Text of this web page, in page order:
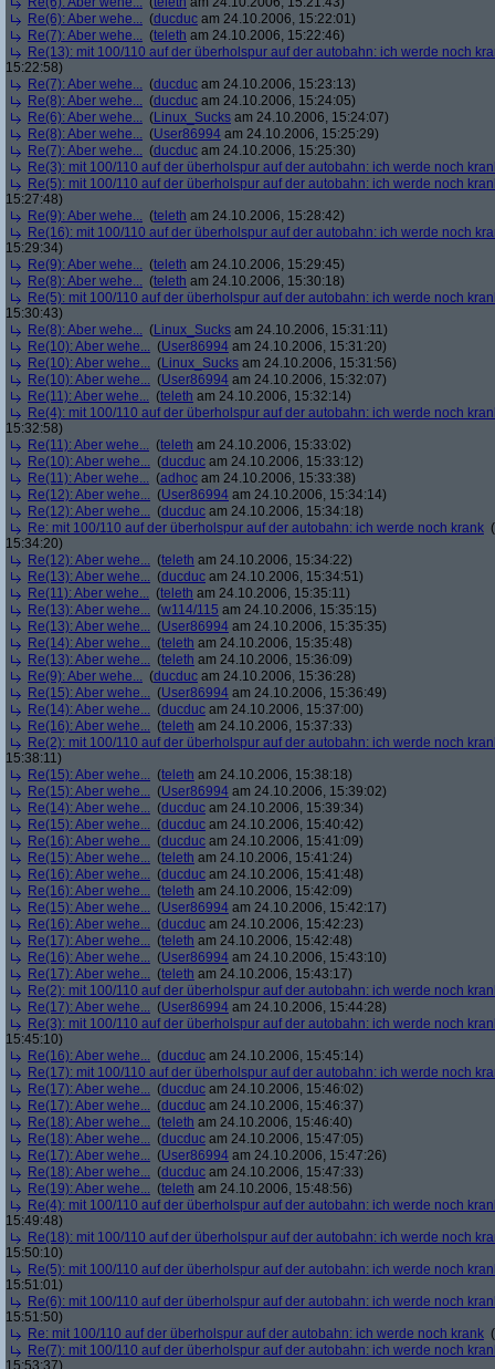
Re(6): Aber wehe... (ducduc am 24.10.2006, 15:22:01)
Re(7): Aber wehe... (teleth am 24.10.2006, 15:22:46)
Re(13): mit 100/110 auf der überholspur auf der autobahn: ich werde noch
15:22:58)
Re(7): Aber wehe... (ducduc am 24.10.2006, 15:23:13)
Re(8): Aber wehe... (ducduc am 24.10.2006, 15:24:05)
Re(6): Aber wehe... (Linux_Sucks am 24.10.2006, 15:24:07)
Re(8): Aber wehe... (User86994 am 24.10.2006, 15:25:29)
Re(7): Aber wehe... (ducduc am 24.10.2006, 15:25:30)
Re(3): mit 100/110 auf der überholspur auf der autobahn: ich werde noch
Re(5): mit 100/110 auf der überholspur auf der autobahn: ich werde noch
15:27:48)
Re(9): Aber wehe... (teleth am 24.10.2006, 15:28:42)
Re(16): mit 100/110 auf der überholspur auf der autobahn: ich werde noch
15:29:34)
Re(9): Aber wehe... (teleth am 24.10.2006, 15:29:45)
Re(8): Aber wehe... (teleth am 24.10.2006, 15:30:18)
Re(5): mit 100/110 auf der überholspur auf der autobahn: ich werde noch
15:30:43)
Re(8): Aber wehe... (Linux_Sucks am 24.10.2006, 15:31:11)
Re(10): Aber wehe... (User86994 am 24.10.2006, 15:31:20)
Re(10): Aber wehe... (Linux_Sucks am 24.10.2006, 15:31:56)
Re(10): Aber wehe... (User86994 am 24.10.2006, 15:32:07)
Re(11): Aber wehe... (teleth am 24.10.2006, 15:32:14)
Re(4): mit 100/110 auf der überholspur auf der autobahn: ich werde noch
15:32:58)
Re(11): Aber wehe... (teleth am 24.10.2006, 15:33:02)
Re(10): Aber wehe... (ducduc am 24.10.2006, 15:33:12)
Re(11): Aber wehe... (adhoc am 24.10.2006, 15:33:38)
Re(12): Aber wehe... (User86994 am 24.10.2006, 15:34:14)
Re(12): Aber wehe... (ducduc am 24.10.2006, 15:34:18)
Re: mit 100/110 auf der überholspur auf der autobahn: ich werde noch krank (
15:34:20)
Re(12): Aber wehe... (teleth am 24.10.2006, 15:34:22)
Re(13): Aber wehe... (ducduc am 24.10.2006, 15:34:51)
Re(11): Aber wehe... (teleth am 24.10.2006, 15:35:11)
Re(13): Aber wehe... (w114/115 am 24.10.2006, 15:35:15)
Re(13): Aber wehe... (User86994 am 24.10.2006, 15:35:35)
Re(14): Aber wehe... (teleth am 24.10.2006, 15:35:48)
Re(13): Aber wehe... (teleth am 24.10.2006, 15:36:09)
Re(9): Aber wehe... (ducduc am 24.10.2006, 15:36:28)
Re(15): Aber wehe... (User86994 am 24.10.2006, 15:36:49)
Re(14): Aber wehe... (ducduc am 24.10.2006, 15:37:00)
Re(16): Aber wehe... (teleth am 24.10.2006, 15:37:33)
Re(2): mit 100/110 auf der überholspur auf der autobahn: ich werde noch
15:38:11)
Re(15): Aber wehe... (teleth am 24.10.2006, 15:38:18)
Re(15): Aber wehe... (User86994 am 24.10.2006, 15:39:02)
Re(14): Aber wehe... (ducduc am 24.10.2006, 15:39:34)
Re(15): Aber wehe... (ducduc am 24.10.2006, 15:40:42)
Re(16): Aber wehe... (ducduc am 24.10.2006, 15:41:09)
Re(15): Aber wehe... (teleth am 24.10.2006, 15:41:24)
Re(16): Aber wehe... (ducduc am 24.10.2006, 15:41:48)
Re(16): Aber wehe... (teleth am 24.10.2006, 15:42:09)
Re(15): Aber wehe... (User86994 am 24.10.2006, 15:42:17)
Re(16): Aber wehe... (ducduc am 24.10.2006, 15:42:23)
Re(17): Aber wehe... (teleth am 24.10.2006, 15:42:48)
Re(16): Aber wehe... (User86994 am 24.10.2006, 15:43:10)
Re(17): Aber wehe... (teleth am 24.10.2006, 15:43:17)
Re(2): mit 100/110 auf der überholspur auf der autobahn: ich werde noch
Re(17): Aber wehe... (User86994 am 24.10.2006, 15:44:28)
Re(3): mit 100/110 auf der überholspur auf der autobahn: ich werde noch
15:45:10)
Re(16): Aber wehe... (ducduc am 24.10.2006, 15:45:14)
Re(17): mit 100/110 auf der überholspur auf der autobahn: ich werde noch
Re(17): Aber wehe... (ducduc am 24.10.2006, 15:46:02)
Re(17): Aber wehe... (ducduc am 24.10.2006, 15:46:37)
Re(18): Aber wehe... (teleth am 24.10.2006, 15:46:40)
Re(18): Aber wehe... (ducduc am 24.10.2006, 15:47:05)
Re(17): Aber wehe... (User86994 am 24.10.2006, 15:47:26)
Re(18): Aber wehe... (ducduc am 24.10.2006, 15:47:33)
Re(19): Aber wehe... (teleth am 24.10.2006, 15:48:56)
Re(4): mit 100/110 auf der überholspur auf der autobahn: ich werde noch
15:49:48)
Re(18): mit 100/110 auf der überholspur auf der autobahn: ich werde noch
15:50:10)
Re(5): mit 100/110 auf der überholspur auf der autobahn: ich werde noch
15:51:01)
Re(6): mit 100/110 auf der überholspur auf der autobahn: ich werde noch
15:51:50)
Re: mit 100/110 auf der überholspur auf der autobahn: ich werde noch krank (
Re(7): mit 100/110 auf der überholspur auf der autobahn: ich werde noch
15:53:37)